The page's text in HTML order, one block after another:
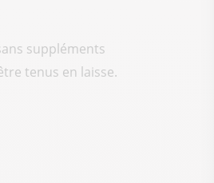
suppléments
tenus en laisse.